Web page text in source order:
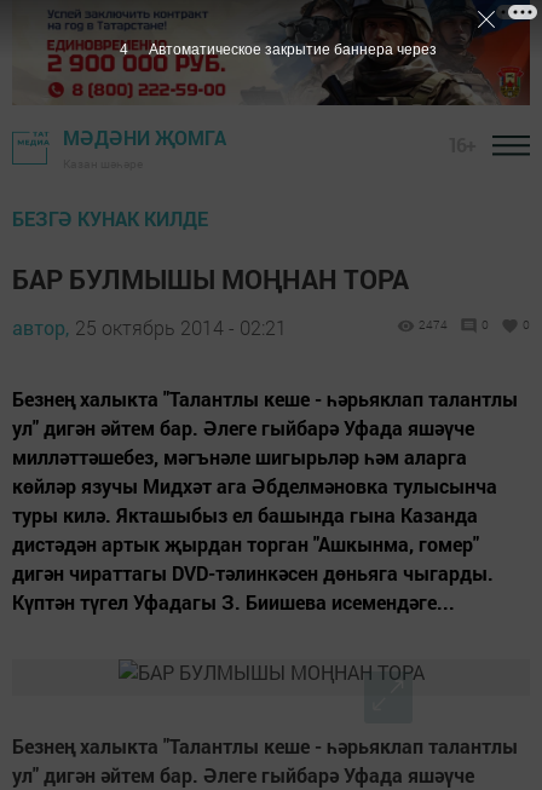
МӘДӘНИ ҖОМГА
БЕЗГӘ КУНАК КИЛДЕ
БАР БУЛМЫШЫ МОҢНАН ТОРА
автор, 25 октябрь 2014 - 02:21 2474 0 0
Безнең халыкта "Талантлы кеше - һәрьяклап талантлы
ул" дигән әйтем бар. Әлеге гыйбарә Уфада яшәүче
милләттәшебез, мәгънәле шигырьләр һәм аларга
көйләр язучы Мидхәт ага Әбделмәновка тулысынча
туры килә. Якташыбыз ел башында гына Казанда
дистәдән артык җырдан торган "Ашкынма, гомер"
дигән чираттагы DVD-тәлинкәсен дөньяга чыгарды.
Күптән түгел Уфадагы З. Биишева исемендәге...
Безнең халыкта "Талантлы кеше - һәрьяклап талантлы
ул" дигән әйтем бар. Әлеге гыйбарә Уфада яшәүче
3 Автоматическое закрытие баннера через